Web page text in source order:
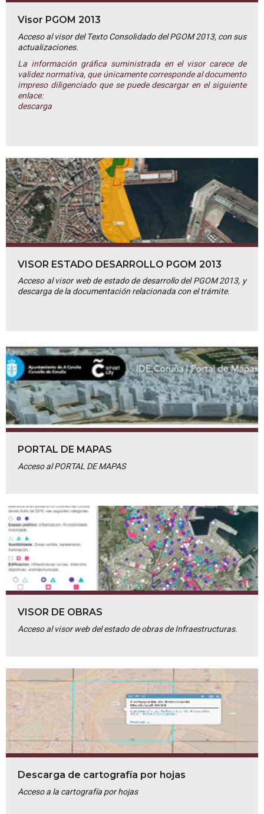
Visor PGOM 2013
Acceso al visor del Texto Consolidado del PGOM 2013, con sus
actualizaciones.
La información gráfica suministrada en el visor carece de
validez normativa, que únicamente corresponde al documento
impreso diligenciado que se puede descargar en el siguiente
enlace:
descarga
VISOR ESTADO DESARROLLO PGOM 2013
Acceso al visor web de estado de desarrollo del PGOM 2013, y
descarga de la documentación relacionada con el trámite.
PORTAL DE MAPAS
Acceso al PORTAL DE MAPAS
VISOR DE OBRAS
Acceso al visor web del estado de obras de Infraestructuras.
Descarga de cartografía por hojas
Acceso a la cartografía por hojas